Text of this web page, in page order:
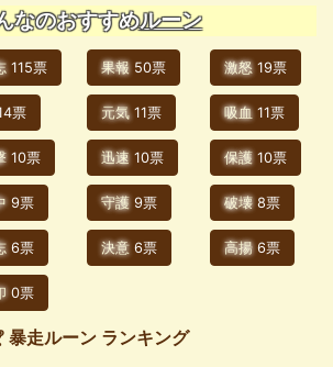
なのおすすめルーン
115票 果報 50票 激怒 19票
票 元気 11票 吸血 11票
10票 迅速 10票 保護 10票
9票 守護 9票 破壊 8票
6票 決意 6票 高揚 6票
0票
暴走ルーン ランキング